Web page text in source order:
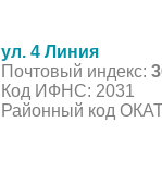
ул. 4 Линия
Почтовый индекс:
Код ИФНС: 2031
Районный код